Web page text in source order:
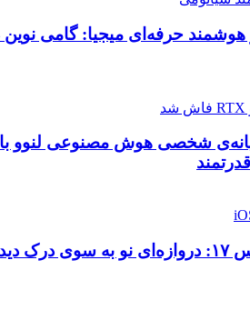
گامی نوین در بهداشت دهان و
لنوو با پردازنده‌ی نسل